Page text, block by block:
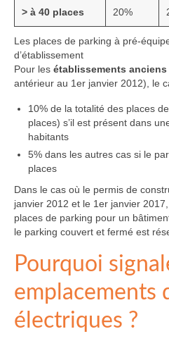
> à 40 places 20%
Les places de parking à pré-
d’établissement
Pour les établissements anciens
antérieur au 1er janvier 2012), le
10% de la totalité des places
places) s’il est présent dans
habitants
5% dans les autres cas si le
places
Dans le cas où le permis de
janvier 2012 et le 1er janvier
places de parking pour un
le parking couvert et fermé est
Pourquoi
emplacements
électriques ?